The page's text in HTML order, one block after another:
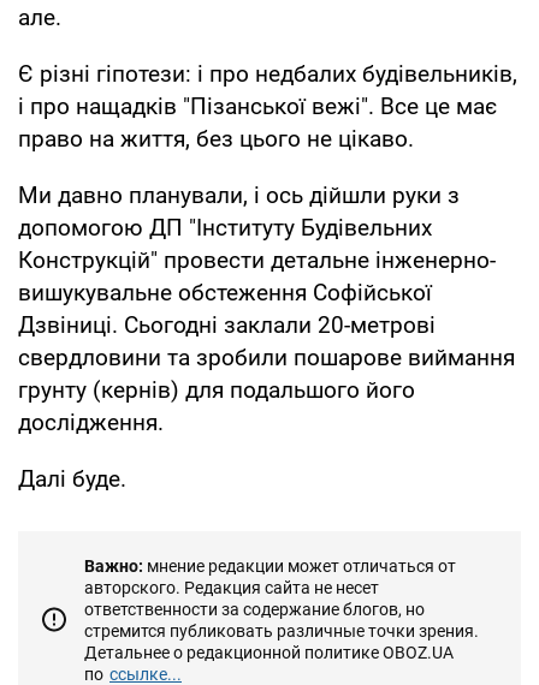
але.
Є різні гіпотези: і про недбалих будівельників,
і про нащадків "Пізанської вежі". Все це має
право на життя, без цього не цікаво.
Ми давно планували, і ось дійшли руки з
допомогою ДП "Інституту Будівельних
Конструкцій" провести детальне інженерно-
вишукувальне обстеження Софійської
Дзвіниці. Сьогодні заклали 20-метрові
свердловини та зробили пошарове виймання
грунту (кернів) для подальшого його
дослідження.
Далі буде.
Важно: мнение редакции может отличаться от
авторского. Редакция сайта не несет
ответственности за содержание блогов, но
стремится публиковать различные точки зрения.
Детальнее о редакционной политике OBOZ.UA
по ссылке...